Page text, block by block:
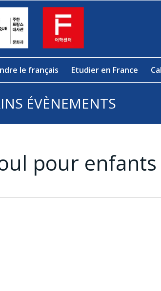
le français Etudier en France
ÉVÈNEMENTS
pour enfants